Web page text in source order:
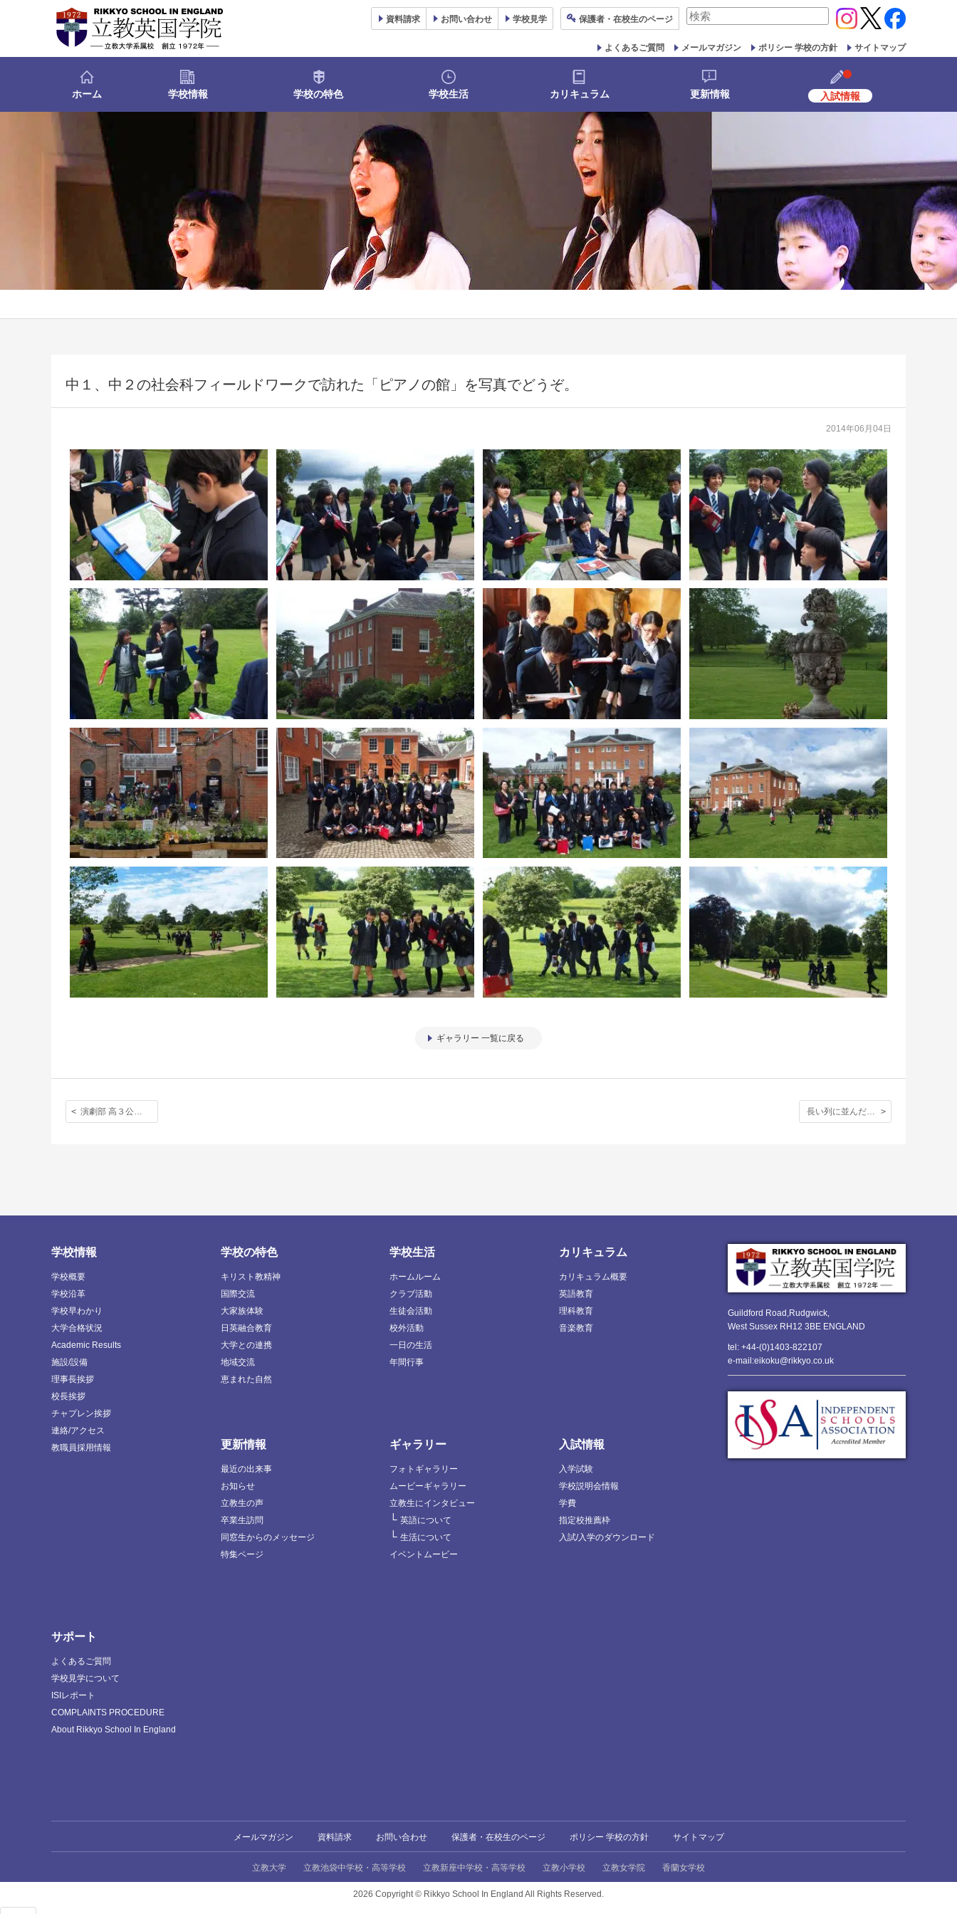
資料請求 お問い合わせ 学校見学 保護者 ・在校生のページ
検
対
象:
よくあるご質問 メールマガジン ポリシー 学校の方針 サイトマップ
ホーム 学校情報 学校の特色 学校生活 カリキュラム 更新情報 入試情報
中１、中２の社会科フィールドワークで訪れた「ピアノの館」を写真でどうぞ。
2014年06月04日
ギャラリー 一覧に戻る
演劇部 高３公演。最後の熱演を写真でどうぞ。 長い列に並んだ後のご褒美：ウィンブルドンテニス観戦の日の映像。
Guildford Road,Rudgwick,
West Sussex RH12 3BE ENGLAND
tel: +44-(0)1403-822107
e-mail:eikoku@rikkyo.co.uk
学校情報
学校概要
学校沿革
学校早わかり
大学合格状況
Academic Results
施設/設備
理事長挨拶
校長挨拶
チャプレン挨拶
連絡/アクセス
教職員採用情報
学校の特色
キリスト教精神
国際交流
大家族体験
日英融合教育
大学との連携
地域交流
恵まれた自然
学校生活
ホームルーム
クラブ活動
生徒会活動
校外活動
一日の生活
年間行事
カリキュラム
カリキュラム概要
英語教育
理科教育
音楽教育
更新情報
最近の出来事
お知らせ
立教生の声
卒業生訪問
同窓生からのメッセージ
特集ページ
ギャラリー
フォトギャラリー
ムービーギャラリー
立教生にインタビュー
└ 英語について
└ 生活について
イベントムービー
入試情報
入学試験
学校説明会情報
学費
指定校推薦枠
入試/入学のダウンロード
サポート
よくあるご質問
学校見学について
ISIレポート
COMPLAINTS PROCEDURE
About Rikkyo School In England
メールマガジン 資料請求 お問い合わせ 保護者・在校生のページ ポリシー 学校の方針 サイトマップ
立教大学 立教池袋中学校・高等学校 立教新座中学校・高等学校 立教小学校 立教女学院 香蘭女学校
2026 Copyright © Rikkyo School In England All Rights Reserved.